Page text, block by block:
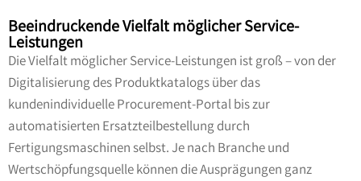
Beeindruckende Vielfalt möglicher Service-
Leistungen
Die Vielfalt möglicher Service-Leistungen ist groß – von der
Digitalisierung des Produktkatalogs über das
kundenindividuelle Procurement-Portal bis zur
automatisierten Ersatzteilbestellung durch
Fertigungsmaschinen selbst. Je nach Branche und
Wertschöpfungsquelle können die Ausprägungen ganz